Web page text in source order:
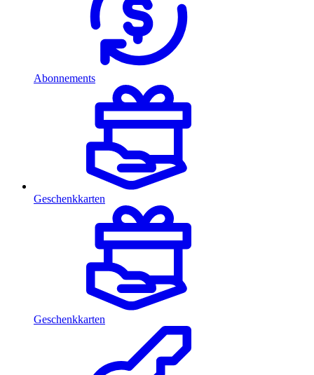
Abonnements
Geschenkkarten
Geschenkkarten